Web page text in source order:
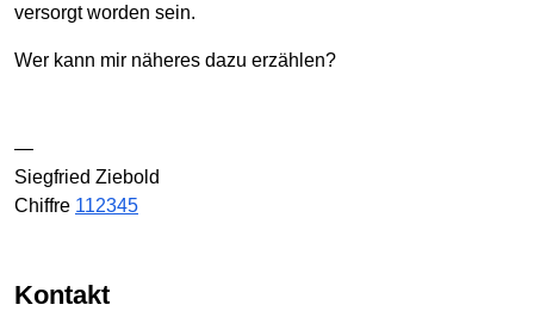
versorgt worden sein.
Wer kann mir näheres dazu erzählen?
—
Siegfried Ziebold
Chiffre 112345
Kontakt